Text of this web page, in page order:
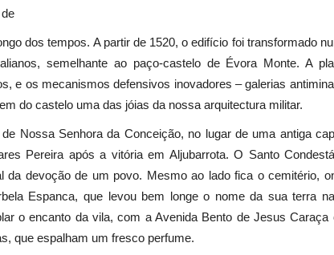
dos tempos. A partir de 1520, o edifício foi transformado
semelhante ao paço-castelo de Évora Monte. A
e os mecanismos defensivos inovadores – galerias
do castelo uma das jóias da nossa arquitectura militar.
Nossa Senhora da Conceição, no lugar de uma antiga
Pereira após a vitória em Aljubarrota. O Santo
devoção de um povo. Mesmo ao lado fica o cemitério,
Espanca, que levou bem longe o nome da sua terra
o encanto da vila, com a Avenida Bento de Jesus Caraça
que espalham um fresco perfume.